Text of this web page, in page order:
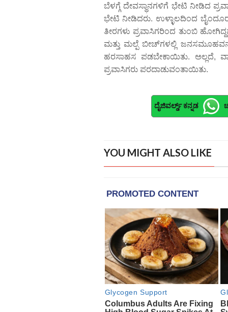
ಬೆಳಗ್ಗೆ ದೇವಸ್ಥಾನಗಳಿಗೆ ಭೇಟಿ ನೀಡಿದ
ಭೇಟಿ ನೀಡಿದರು. ಉಳ್ಳಾಲದಿಂದ
ತೀರಗಳು ಪ್ರವಾಸಿಗರಿಂದ ತುಂಬಿ
ಮತ್ತು ಮಲ್ಪೆ ಬೀಚ್‌ಗಳಲ್ಲಿ
ಹರಸಾಹಸ ಪಡಬೇಕಾಯಿತು. ಅಲ್ಲದೆ,
ಪ್ರವಾಸಿಗರು ಪರದಾಡುವಂತಾಯಿತು.
ದೈಜಿವರ್ಲ್ಡ್ ಕನ್ನಡ
YOU MIGHT ALSO LIKE